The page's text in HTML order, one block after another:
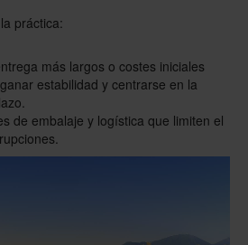
práctica:
más largos o costes iniciales
estabilidad y centrarse en la
de embalaje y logística que limiten el